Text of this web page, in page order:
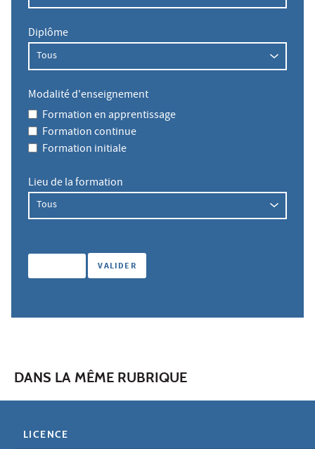
Diplôme
Modalité d'enseignement
Formation en apprentissage
Formation continue
Formation initiale
Lieu de la formation
DANS LA MÊME RUBRIQUE
LICENCE